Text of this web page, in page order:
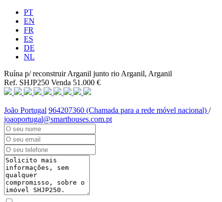
PT
EN
FR
ES
DE
NL
Ruína p/ reconstruir Arganil junto rio Arganil, Arganil
Ref. SHJP250 Venda 51.000 €
João Portugal 964207360 (Chamada para a rede móvel nacional) /
joaoportugal@smarthouses.com.pt